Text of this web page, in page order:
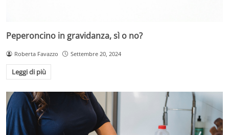
Peperoncino in gravidanza, sì o no?
Roberta Favazzo Settembre 20, 2024
Leggi di più